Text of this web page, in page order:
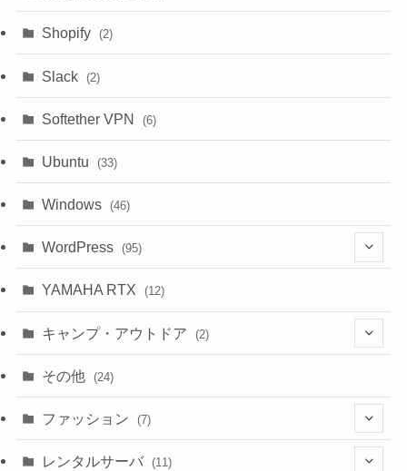
(1)
(3)
Shopify (2)
Slack (2)
Softether VPN (6)
Ubuntu (33)
Windows (46)
WordPress (95)
(10)
YAMAHA RTX (12)
キャンプ・アウトドア (2)
(1)
(1)
その他 (24)
ファッション (7)
(3)
レンタルサーバ (11)